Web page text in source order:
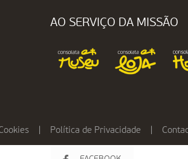
AO SERVIÇO DA MISSÃO
Política de Privacidade